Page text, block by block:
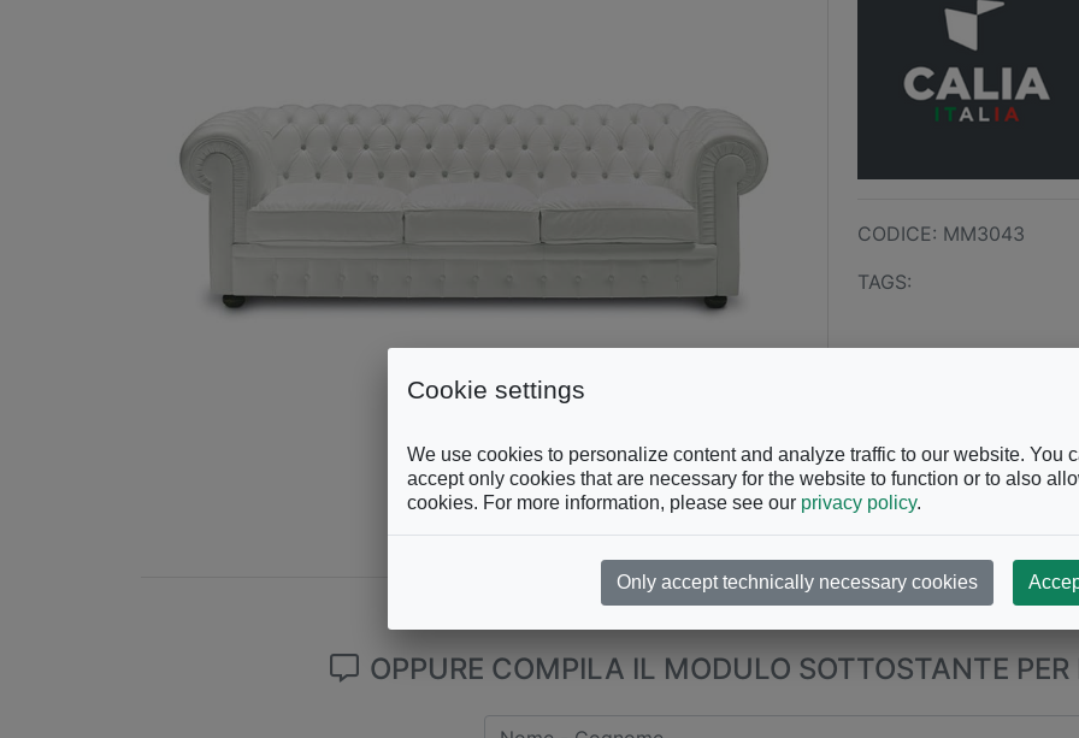
CODICE: MM3043
TAGS:
CHIAMACI AL+39
OPPURE COMPILA IL MODULO SOTTOSTANTE
Cookie settings
We use cookies to personalize content and analyze traffic to our website. You
accept only cookies that are necessary for the website to function or to also
cookies. For more information, please see our privacy policy.
Only accept technically necessary cookies